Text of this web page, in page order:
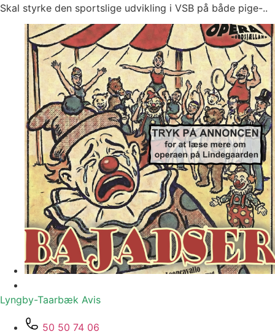
Skal styrke den sportslige udvikling i VSB på både pige-..
Lyngby-Taarbæk Avis
50 50 74 06